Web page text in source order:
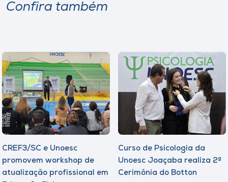
Confira também
CREF3/SC e Unoesc
promovem workshop de
atualização profissional em
Curso de Psicologia da
Unoesc Joaçaba realiza 2ª
Cerimônia do Botton